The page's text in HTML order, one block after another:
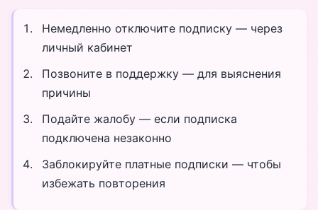
Немедленно отключите подписку — через
личный кабинет
Позвоните в поддержку — для выяснения
причины
Подайте жалобу — если подписка
подключена незаконно
Заблокируйте платные подписки — чтобы
избежать повторения